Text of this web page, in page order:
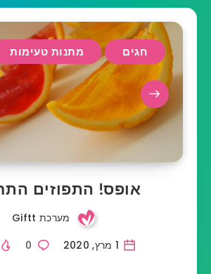
חגים מתנות טעימות
אופס! התפוזים
מערכת Giftt
0